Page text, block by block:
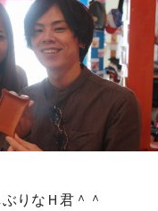
りなＨ君＾＾